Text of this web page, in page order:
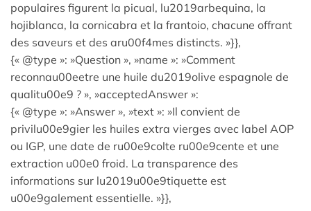
populaires figurent la picual, lu2019arbequina, la
hojiblanca, la cornicabra et la frantoio, chacune offrant
des saveurs et des aru00f4mes distincts. »}},
{« @type »: »Question », »name »: »Comment
reconnau00eetre une huile du2019olive espagnole de
qualitu00e9 ? », »acceptedAnswer »:
{« @type »: »Answer », »text »: »Il convient de
privilu00e9gier les huiles extra vierges avec label AOP
ou IGP, une date de ru00e9colte ru00e9cente et une
extraction u00e0 froid. La transparence des
informations sur lu2019u00e9tiquette est
u00e9galement essentielle. »}},